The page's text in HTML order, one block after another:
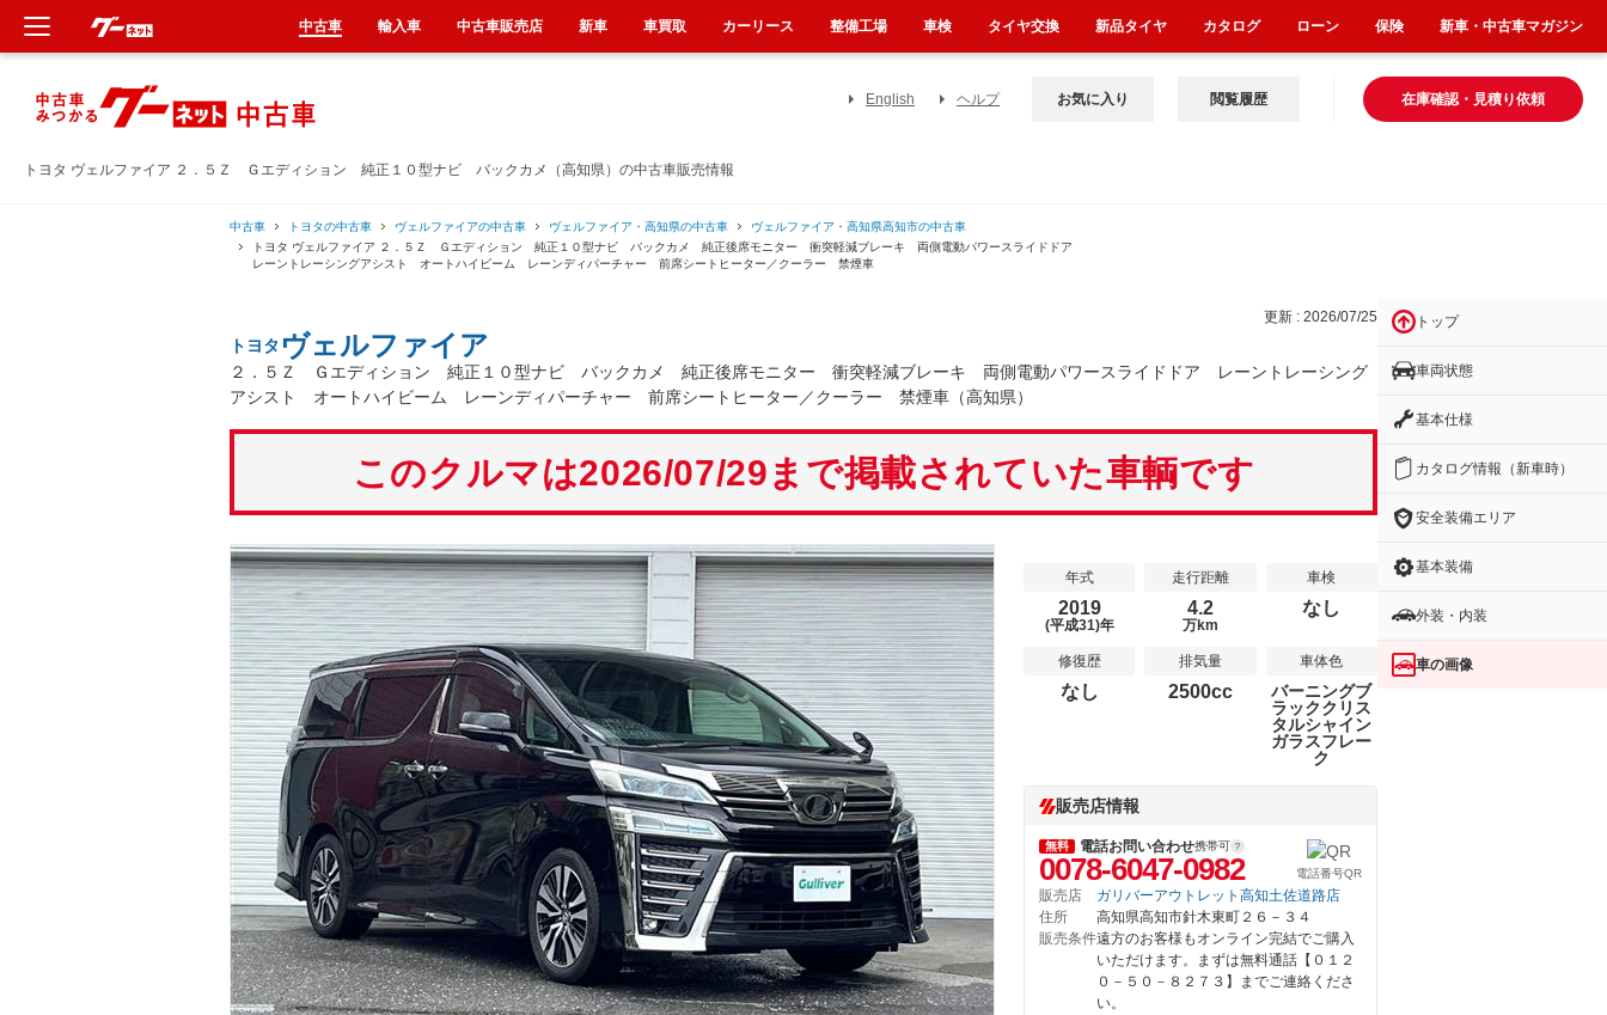
トヨタ ヴェルファイア ２．５Ｚ Ｇエディション 純正１０型ナビ バックカメ（高知県）の中古車販売情報
English ヘルプ 在庫確認・見積り依頼
お気に入り 閲覧履歴
中古車 トヨタの中古車 ヴェルファイアの中古車 ヴェルファイア・高知県の中古車
ヴェルファイア・高知県高知市の中古車
トヨタ ヴェルファイア ２．５Ｚ Ｇエディション 純正１０型ナビ バックカメ 純正後席モニター 衝突軽減ブレーキ 両側電動パワースライドドア
レーントレーシングアシスト オートハイビーム レーンディパーチャー 前席シートヒーター／クーラー 禁煙車
更新 : 2026/07/25
トヨタ ヴェルファイア
２．５Ｚ Ｇエディション 純正１０型ナビ バックカメ 純正後席モニター 衝突軽減ブレーキ 両側電動パワースライドドア レーントレーシング
アシスト オートハイビーム レーンディパーチャー 前席シートヒーター／クーラー 禁煙車（高知県）
このクルマは2026/07/29まで掲載されていた車輌です
年式
2019
(平成31)年
走行距離
4.2
万km
車検
なし
修復歴
なし
排気量
2500cc
車体色
バーニングブ
ラッククリス
タルシャイン
ガラスフレー
ク
販売店情報
無料 電話お問い合わせ携帯可
0078-6047-0982 電話番号QR
販売店
ガリバーアウトレット高知土佐道路店
住所
高知県高知市針木東町２６－３４
販売条件遠方のお客様もオンライン完結でご購入
いただけます。まずは無料通話【０１２
０－５０－８２７３】までご連絡くださ
い。
トップ
車両状態
基本仕様
カタログ情報（新車時）
安全装備エリア
基本装備
外装・内装
車の画像
中古車 輸入車 中古車販売店 新車 車買取 カーリース 整備工場 車検 タイヤ交換 新品タイヤ カタログ ローン 保険 新車・中古車マガジン
新車
中古車